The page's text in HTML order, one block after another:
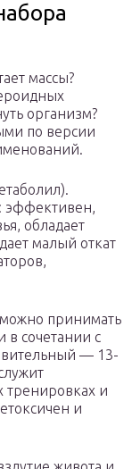
массы?
организм?
по версии
эффективен,
обладает
малый откат
принимать
в сочетании с
— 13-
и
и